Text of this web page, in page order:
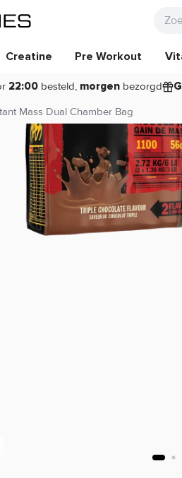
Creatine Pre Workout
22:00besteld, morgenbezorgd
Mass Dual Chamber Bag